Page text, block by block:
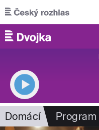
Přejít k hlavnímu obsahu
Domácí Program